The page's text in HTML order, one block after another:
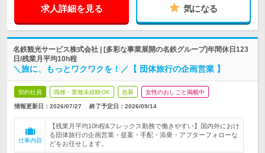
求人詳細を見る 気になる
名鉄観光サービス株式会社 | [多彩な事業展開の名鉄グループ]年間休日123
日/残業月平均10h程
＼旅に、もっとワクワクを！／【 団体旅行の企画営業 】
契約社員 職種・業種未経験OK 急募 女性のおしごと掲載中
情報更新日：2026/07/27 終了予定日： 2026/09/14
仕事内容
【残業月平均10h程&フレックス勤務で働きやすい】国内外におけ
る団体旅行の企画営業・提案・手配・添乗・アフターフォローな
どをお任せします。